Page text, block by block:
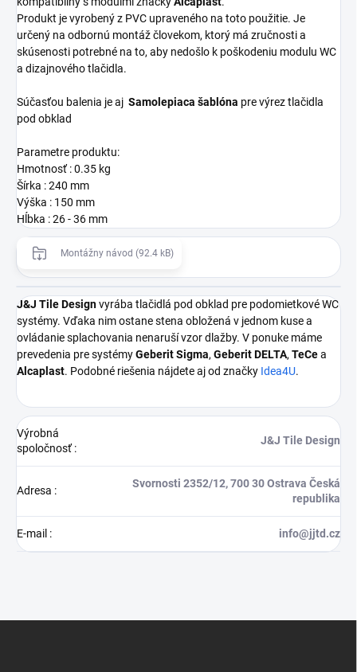
Produkt je vyrobený z PVC upraveného na toto použitie. Je
určený na odbornú montáž človekom, ktorý má zručnosti a
skúsenosti potrebné na to, aby nedošlo k poškodeniu modulu WC
a dizajnového tlačidla.
Súčasťou balenia je aj Samolepiaca šablóna pre výrez tlačidla
pod obklad
Parametre produktu:
Hmotnosť : 0.35 kg
Šírka : 240 mm
Výška : 150 mm
Hĺbka : 26 - 36 mm
Montážny návod (92.4 kB)
J&J Tile Designvyrába tlačidlá pod obklad pre podomietkové WC
systémy. Vďaka nim ostane stena obložená v jednom kuse a
ovládanie splachovania nenaruší vzor dlažby. V ponuke máme
prevedenia pre systémyGeberit Sigma, Geberit DELTA, TeCea
Alcaplast. Podobné riešenia nájdete aj od značky Idea4U.
Výrobná
spoločnosť:
J&J Tile Design
Adresa :
Svornosti 2352/12, 700 30 Ostrava Česká
republika
E-mail : info@jjtd.cz